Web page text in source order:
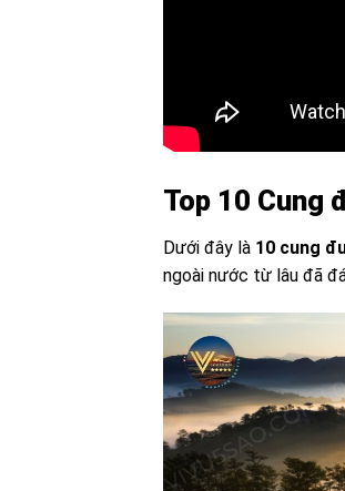
Top 10 Cung
Dưới đây là 10 cung
ngoài nước từ lâu đã